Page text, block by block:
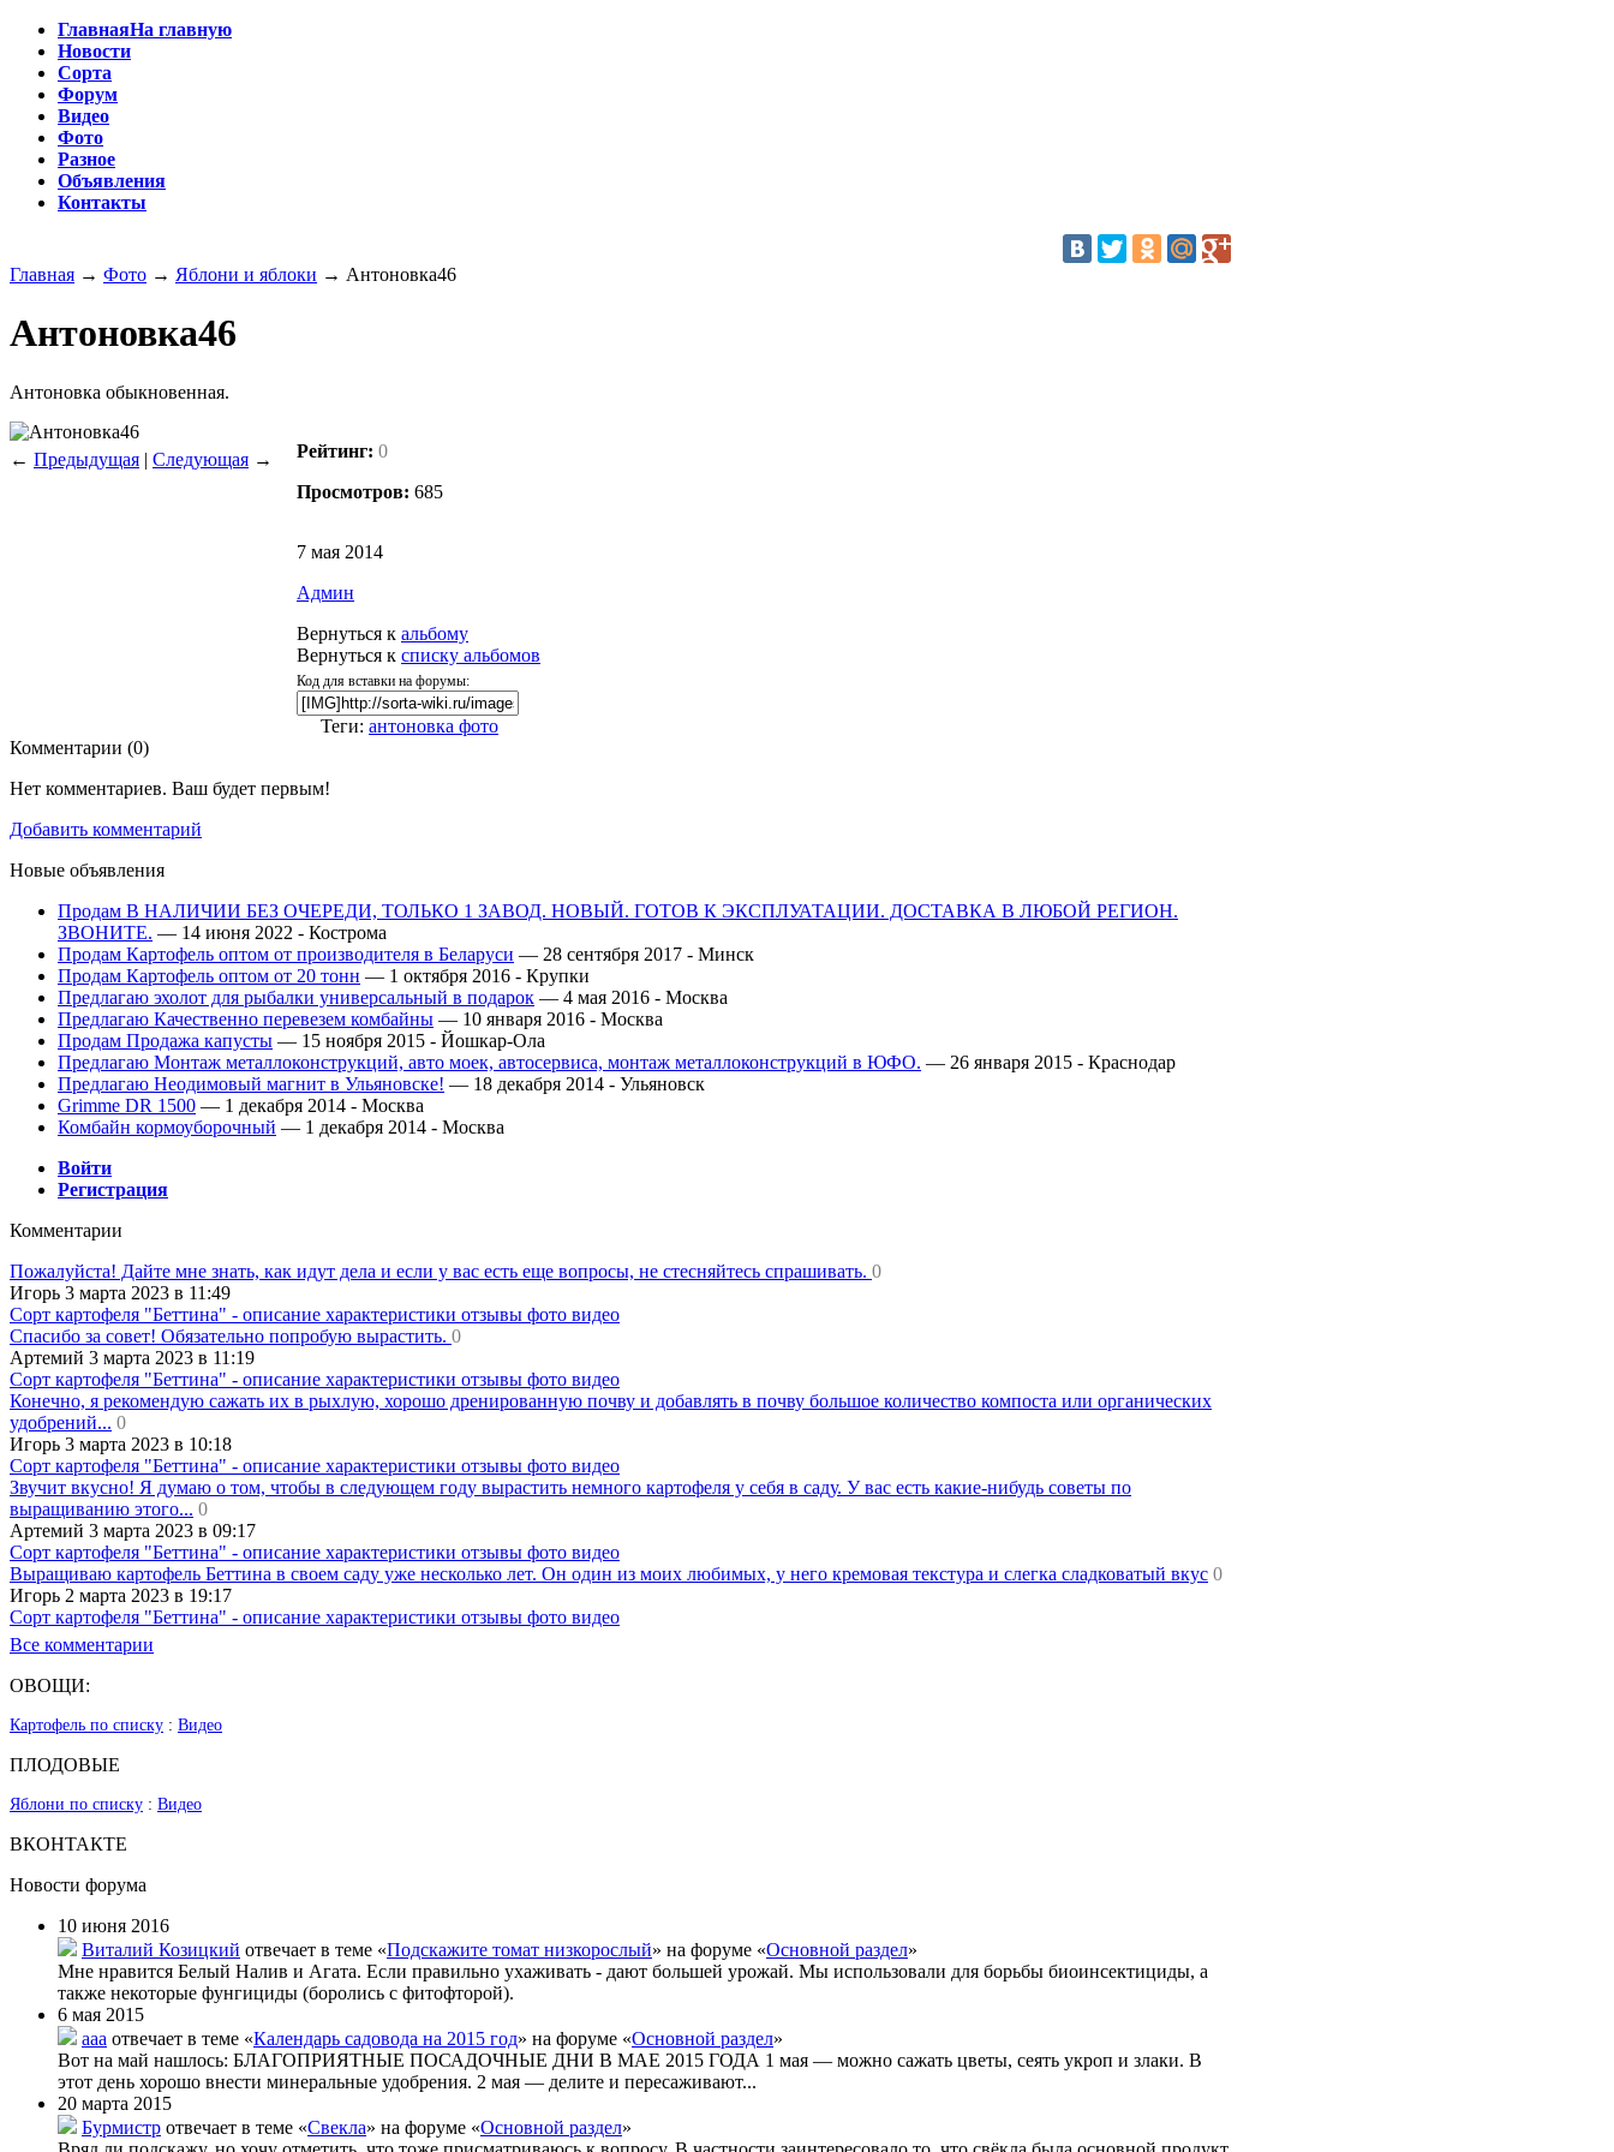
ГлавнаяНа главную
Новости
Сорта
Форум
Видео
Фото
Разное
Объявления
Контакты
Главная → Фото → Яблони и яблоки → Антоновка46
Антоновка46
Антоновка обыкновенная.
← Предыдущая | Следующая → Рейтинг: 0
Просмотров: 685
7 мая 2014
Админ
Вернуться к альбому
Вернуться к списку альбомов
Код для вставки на форумы:
Теги: антоновка фото
Комментарии (0)
Нет комментариев. Ваш будет первым!
Добавить комментарий
Новые объявления
Продам В НАЛИЧИИ БЕЗ ОЧЕРЕДИ, ТОЛЬКО 1 ЗАВОД. НОВЫЙ. ГОТОВ К ЭКСПЛУАТАЦИИ. ДОСТАВКА В ЛЮБОЙ РЕГИОН.
ЗВОНИТЕ. — 14 июня 2022 - Кострома
Продам Картофель оптом от производителя в Беларуси — 28 сентября 2017 - Минск
Продам Картофель оптом от 20 тонн — 1 октября 2016 - Крупки
Предлагаю эхолот для рыбалки универсальный в подарок — 4 мая 2016 - Москва
Предлагаю Качественно перевезем комбайны — 10 января 2016 - Москва
Продам Продажа капусты — 15 ноября 2015 - Йошкар-Ола
Предлагаю Монтаж металлоконструкций, авто моек, автосервиса, монтаж металлоконструкций в ЮФО. — 26 января 2015 - Краснодар
Предлагаю Неодимовый магнит в Ульяновске! — 18 декабря 2014 - Ульяновск
Grimme DR 1500 — 1 декабря 2014 - Москва
Комбайн кормоуборочный — 1 декабря 2014 - Москва
Войти
Регистрация
Комментарии
Пожалуйста! Дайте мне знать, как идут дела и если у вас есть еще вопросы, не стесняйтесь спрашивать. 0
Игорь 3 марта 2023 в 11:49
Сорт картофеля "Беттина" - описание характеристики отзывы фото видео
Спасибо за совет! Обязательно попробую вырастить. 0
Артемий 3 марта 2023 в 11:19
Сорт картофеля "Беттина" - описание характеристики отзывы фото видео
Конечно, я рекомендую сажать их в рыхлую, хорошо дренированную почву и добавлять в почву большое количество компоста или органических
удобрений... 0
Игорь 3 марта 2023 в 10:18
Сорт картофеля "Беттина" - описание характеристики отзывы фото видео
Звучит вкусно! Я думаю о том, чтобы в следующем году вырастить немного картофеля у себя в саду. У вас есть какие-нибудь советы по
выращиванию этого... 0
Артемий 3 марта 2023 в 09:17
Сорт картофеля "Беттина" - описание характеристики отзывы фото видео
Выращиваю картофель Беттина в своем саду уже несколько лет. Он один из моих любимых, у него кремовая текстура и слегка сладковатый вкус 0
Игорь 2 марта 2023 в 19:17
Сорт картофеля "Беттина" - описание характеристики отзывы фото видео
Все комментарии
ОВОЩИ:
Картофель по списку : Видео
ПЛОДОВЫЕ
Яблони по списку : Видео
ВКОНТАКТЕ
Новости форума
10 июня 2016
Виталий Козицкий отвечает в теме «Подскажите томат низкорослый» на форуме «Основной раздел»
Мне нравится Белый Налив и Агата. Если правильно ухаживать - дают большей урожай. Мы использовали для борьбы биоинсектициды, а
также некоторые фунгициды (боролись с фитофторой).
6 мая 2015
aaa отвечает в теме «Календарь садовода на 2015 год» на форуме «Основной раздел»
Вот на май нашлось: БЛАГОПРИЯТНЫЕ ПОСАДОЧНЫЕ ДНИ В МАЕ 2015 ГОДА 1 мая — можно сажать цветы, сеять укроп и злаки. В
этот день хорошо внести минеральные удобрения. 2 мая — делите и пересаживают...
20 марта 2015
Бурмистр отвечает в теме «Свекла» на форуме «Основной раздел»